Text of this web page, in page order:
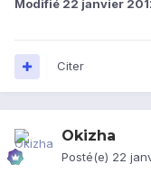
Modifié 22 janvier
Citer
Okizha
Posté(e) 22